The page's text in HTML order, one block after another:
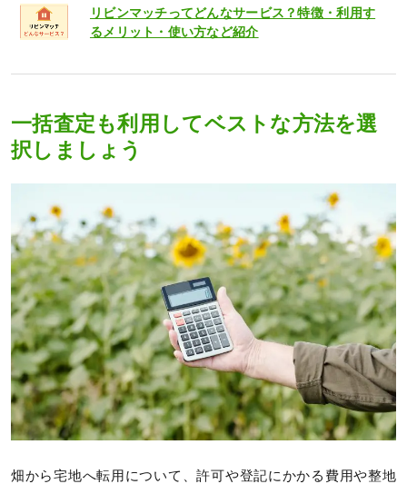
リビンマッチってどんなサービス？特徴・利用す
るメリット・使い方など紹介
一括査定も利用してベストな方法を選
択しましょう
畑から宅地へ転用について、許可や登記にかかる費用や整地